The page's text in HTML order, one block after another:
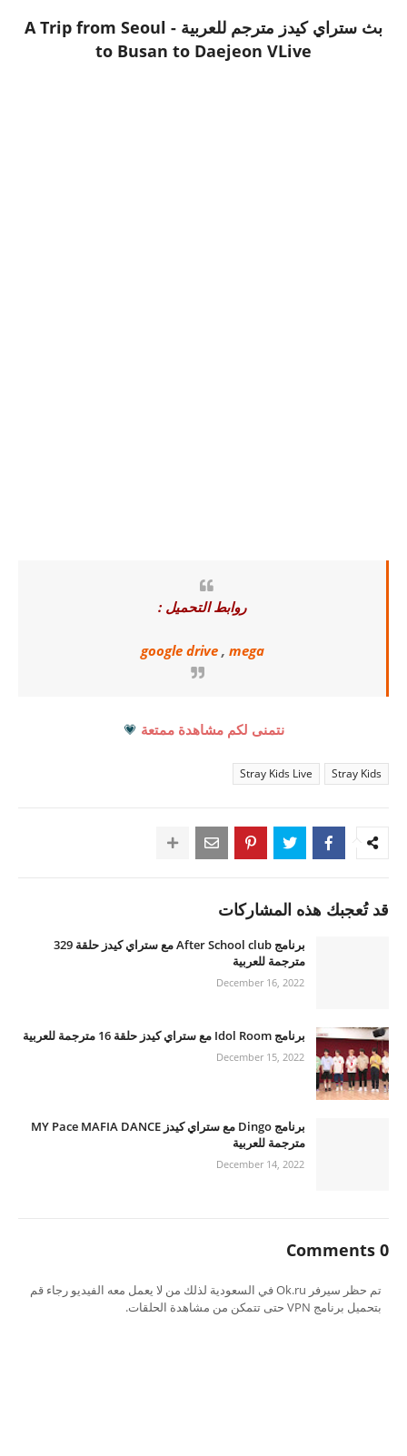
بث ستراي كيدز مترجم للعربية - A Trip from Seoul
to Busan to Daejeon VLive
روابط التحميل :
google drive, mega
نتمنى لكم مشاهدة ممتعة 💗
Stray Kids
Stray Kids Live
قد تُعجبك هذه المشاركات
برنامج After School club مع ستراي كيدز حلقة 329
مترجمة للعربية
December 16, 2022
برنامج Idol Room مع ستراي كيدز حلقة 16 مترجمة للعربية
December 15, 2022
برنامج Dingo مع ستراي كيدز MY Pace MAFIA DANCE
مترجمة للعربية
December 14, 2022
0 Comments
تم حظر سيرفر Ok.ru في السعودية لذلك من لا يعمل معه الفيديو رجاء قم
بتحميل برنامج VPN حتى تتمكن من مشاهدة الحلقات.